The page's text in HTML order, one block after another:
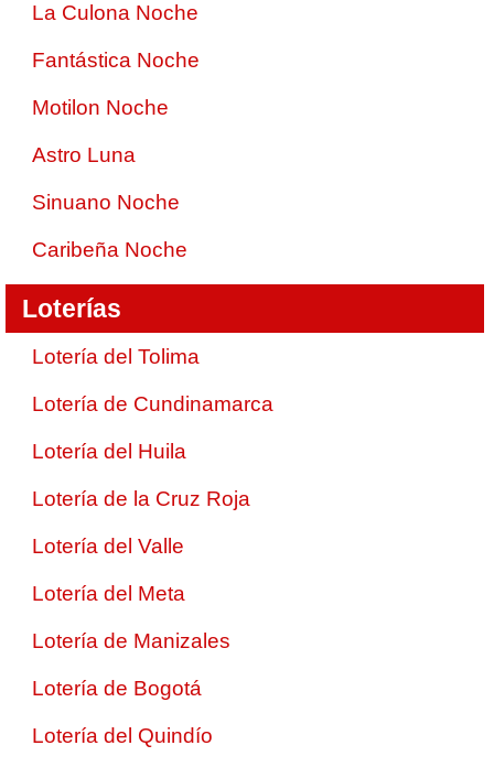
La Culona Noche
Fantástica Noche
Motilon Noche
Astro Luna
Sinuano Noche
Caribeña Noche
Loterías
Lotería del Tolima
Lotería de Cundinamarca
Lotería del Huila
Lotería de la Cruz Roja
Lotería del Valle
Lotería del Meta
Lotería de Manizales
Lotería de Bogotá
Lotería del Quindío